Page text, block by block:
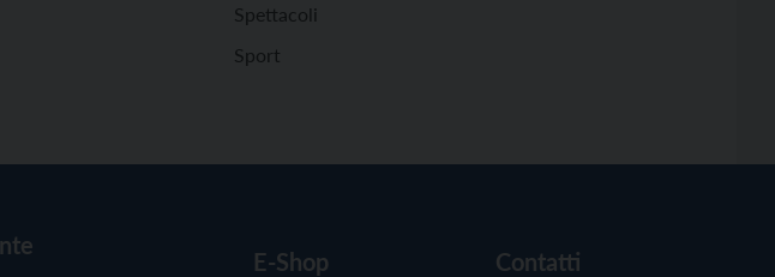
Spettacoli
Sport
E-Shop Contatti